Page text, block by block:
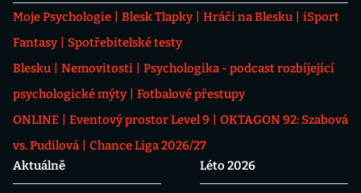
Moje Psychologie Blesk Tlapky Hráči na Blesku
iSport
Fantasy
Spotřebitelské testy
Blesku
Nemovitosti
Psychologika - podcast rozbíjející
psychologické mýty
Fotbalové přestupy
ONLINE
Eventový prostor Level 9
OKTAGON 92: Szabová
vs. Pudilová
Chance Liga 2026/27
Aktuálně
Léto 2026